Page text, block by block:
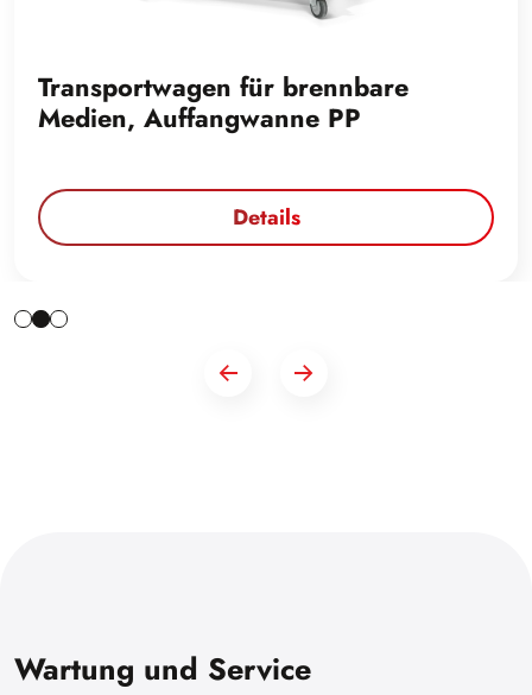
Transportwagen für brennbare
Medien, Auffangwanne PP
Details
Wartung und Service